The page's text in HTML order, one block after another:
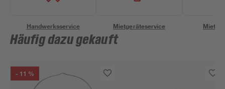
Handwerksservice Mietgeräteservice
Häufig dazu gekauft
- 11 %